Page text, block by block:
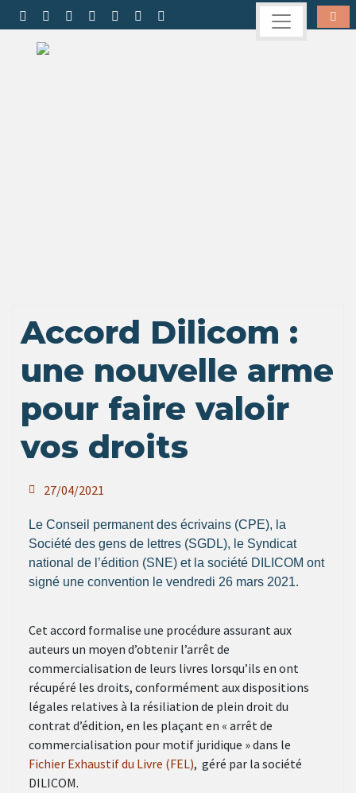
Accord Dilicom :
une nouvelle arme
pour faire valoir
vos droits
27/04/2021
Le Conseil permanent des écrivains (CPE), la
Société des gens de lettres (SGDL), le Syndicat
national de l’édition (SNE) et la société DILICOM ont
signé une convention le vendredi 26 mars 2021.
Cet accord formalise une procédure assurant aux
auteurs un moyen d’obtenir l’arrêt de
commercialisation de leurs livres lorsqu’ils en ont
récupéré les droits, conformément aux dispositions
légales relatives à la résiliation de plein droit du
contrat d’édition, en les plaçant en « arrêt de
commercialisation pour motif juridique » dans le
Fichier Exhaustif du Livre (FEL), géré par la société
DILICOM.